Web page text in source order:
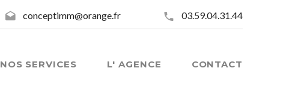
conceptimm@orange.fr 03.59.04.31.44
NOS SERVICES L' AGENCE CONTACT